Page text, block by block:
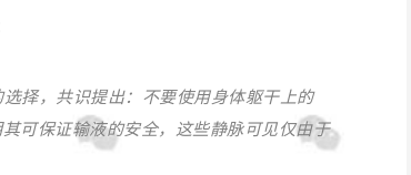
择，共识提出：不要使用身体躯干上的
可保证输液的安全，这些静脉可见仅由于